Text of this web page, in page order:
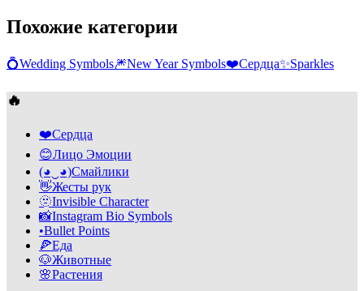
Похожие категории
💍Wedding Symbols🎆New Year Symbols❤️Сердца✨Sparkles
🔥
❤️Сердца
😊Лицо Эмоции
(◕‿◕)Смайлики
👋Жесты рук
🫥Invisible Character
📸Instagram Bio Symbols
•Bullet Points
🍕Еда
🐶Животные
🌸Растения